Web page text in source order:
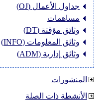
جداول الأعمال (OJ)
مساهمات
وثائق مؤقتة (DT)
وثائق المعلومات (INFO)
وثائق إدارية (ADM)
المنشورات
الأنشطة ذات الصلة